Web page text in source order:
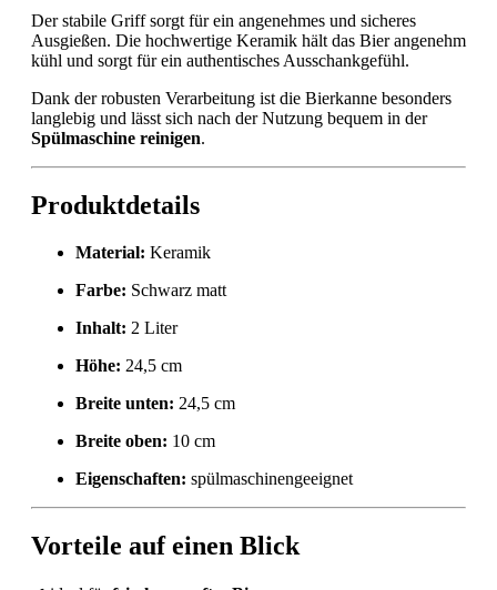
Der stabile Griff sorgt für ein angenehmes und sicheres
Ausgießen. Die hochwertige Keramik hält das Bier angenehm
kühl und sorgt für ein authentisches Ausschankgefühl.
Dank der robusten Verarbeitung ist die Bierkanne besonders
langlebig und lässt sich nach der Nutzung bequem in der
Spülmaschine reinigen.
Produktdetails
Material: Keramik
Farbe: Schwarz matt
Inhalt: 2 Liter
Höhe: 24,5 cm
Breite unten: 24,5 cm
Breite oben: 10 cm
Eigenschaften: spülmaschinengeeignet
Vorteile auf einen Blick